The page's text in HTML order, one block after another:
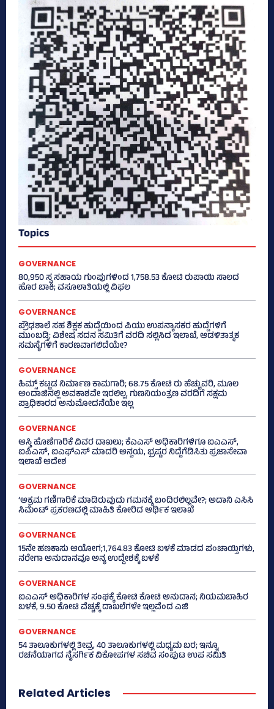
Topics
GOVERNANCE
80,950 ಸ್ವ ಸಹಾಯ ಗುಂಪುಗಳಿಂದ 1,758.53 ಕೋಟಿ ರುಪಾಯಿ ಸಾಲದ
ಹೊರ ಬಾಕಿ; ವಸೂಲಾತಿಯಲ್ಲಿ ವಿಫಲ
GOVERNANCE
ಪ್ರೌಢಶಾಲೆ ಸಹ ಶಿಕ್ಷಕ ಹುದ್ದೆಯಿಂದ ಪಿಯು ಉಪನ್ಯಾಸಕರ ಹುದ್ದೆಗಳಿಗೆ
ಮುಂಬಡ್ತಿ; ವಿಶೇಷ ಸದನ ಸಮಿತಿಗೆ ವರದಿ ಸಲ್ಲಿಸಿದ ಇಲಾಖೆ, ಆಡಳಿತಾತ್ಮಕ
ಸಮಸ್ಯೆಗಳಿಗೆ ಕಾರಣವಾಗಲಿದೆಯೇ?
GOVERNANCE
ಹಿಮ್ಸ್‌ ಕಟ್ಟಡ ನಿರ್ಮಾಣ ಕಾಮಗಾರಿ; 68.75 ಕೋಟಿ ರು ಹೆಚ್ಚುವರಿ, ಮೂಲ
ಅಂದಾಜಿನಲ್ಲಿ ಅವಕಾಶವೇ ಇರಲಿಲ್ಲ, ಗುಣನಿಯಂತ್ರಣ ವರದಿಗೆ ಸಕ್ಷಮ
ಪ್ರಾಧಿಕಾರದ ಅನುಮೋದನೆಯೇ ಇಲ್ಲ
GOVERNANCE
ಆಸ್ತಿ ಹೊಣೆಗಾರಿಕೆ ವಿವರ ದಾಖಲು; ಕೆಎಎಸ್ ಅಧಿಕಾರಿಗಳಿಗೂ ಐಎಎಸ್‌,
ಐಪಿಎಸ್‌, ಐಎಫ್‌ಎಸ್‌ ಮಾದರಿ ಅನ್ವಯ, ಭ್ರಷ್ಟರ ನಿದ್ದೆಗೆಡಿಸಿತು ಪ್ರಜಾಸೇವಾ
ಇಲಾಖೆ ಆದೇಶ
GOVERNANCE
‘ಅಕ್ರಮ ಗಣಿಗಾರಿಕೆ ಮಾಡಿರುವುದು ಗಮನಕ್ಕೆ ಬಂದಿರಲಿಲ್ಲವೇ?; ಅದಾನಿ ಎಸಿಸಿ
ಸಿಮೆಂಟ್ ಪ್ರಕರಣದಲ್ಲಿ ಮಾಹಿತಿ ಕೋರಿದ ಆರ್ಥಿಕ ಇಲಾಖೆ
GOVERNANCE
15ನೇ ಹಣಕಾಸು ಆಯೋಗ;1,764.83 ಕೋಟಿ ಬಳಕೆ ಮಾಡದ ಪಂಚಾಯ್ತಿಗಳು,
ನರೇಗಾ ಅನುದಾನವೂ ಅನ್ಯ ಉದ್ದೇಶಕ್ಕೆ ಬಳಕೆ
GOVERNANCE
ಐಎಎಸ್‌ ಅಧಿಕಾರಿಗಳ ಸಂಘಕ್ಕೆ ಕೋಟಿ ಕೋಟಿ ಅನುದಾನ; ನಿಯಮಬಾಹಿರ
ಬಳಕೆ, 9.50 ಕೋಟಿ ವೆಚ್ಚಕ್ಕೆ ದಾಖಲೆಗಳೇ ಇಲ್ಲವೆಂದ ಎಜಿ
GOVERNANCE
54 ತಾಲೂಕುಗಳಲ್ಲಿ ತೀವ್ರ, 40 ತಾಲೂಕುಗಳಲ್ಲಿ ಮಧ್ಯಮ ಬರ; ಇನ್ನೂ
ರಚನೆಯಾಗದ ನೈಸರ್ಗಿಕ ವಿಕೋಪಗಳ ಸಚಿವ ಸಂಪುಟ ಉಪ ಸಮಿತಿ
Related Articles